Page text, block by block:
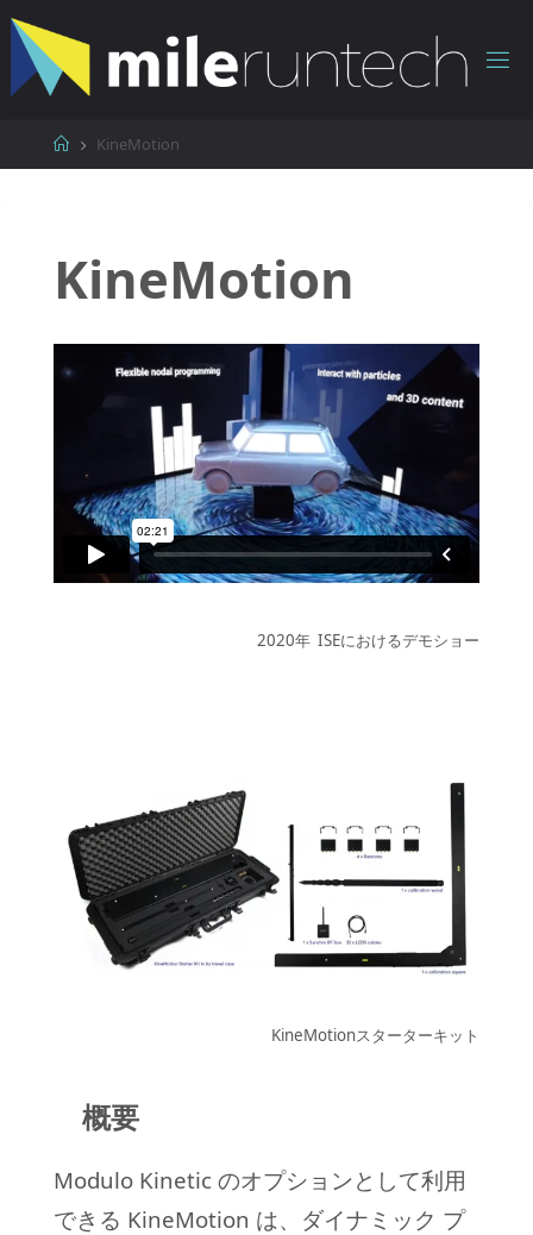
コ
ン
ホ
ー
KineMotion
KineMotion
2020年 ISEにおけるデモショー
KineMotionスターターキット
概要
Modulo Kinetic のオプションとして利用
できる KineMotion は、ダイナミック プ